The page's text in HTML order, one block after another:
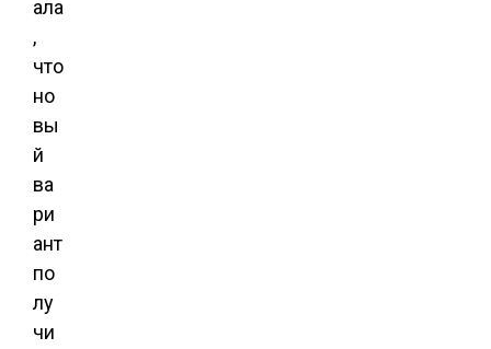
ала
,
что
но
вы
й
ва
ри
ант
по
лу
чи